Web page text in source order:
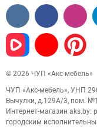
© 2026 ЧУП «Акс-мебель»
ЧУП «Акс-мебель», УНП
Вычулки, д.129А/3, пом.
Интернет-магазин aks.by:
городским